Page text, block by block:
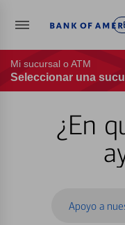
Mi sucursal o ATM
Seleccionar una
¿En
Apoyo a